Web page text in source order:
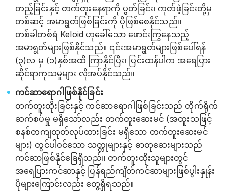
တည့်ခြင်းနှင့် တက်တူးနေရာကို ပွတ်ခြင်း၊ ကုတ်ဖဲ့ခြင်းတို့မှ
တစ်ဆင့် အမာရွတ်ဖြစ်ခြင်းကို ပိုဖြစ်စေနိုင်သည်။
တစ်ခါတစ်ရံ Keloid ဟုခေါ်သော ဖောင်းကြွနေသည့်
အမာရွတ်များဖြစ်နိုင်သည်။ ၎င်းအမာရွတ်များဖြစ်ပေါ်ရန်
(၃)လ မှ (၁)နှစ်အထိ ကြာနိုင်ပြီး၊ ပြင်းထန်ပါက အရေပြား
ဆိုင်ရာကုသမှုများ လိုအပ်နိုင်သည်။
ကင်ဆာ‌ရောဂါဖြစ်နိုင်ခြင်း
တက်တူးထိုးခြင်းနှင့် ကင်ဆာရောဂါဖြစ်ခြင်းသည် တိုက်ရိုက်
ဆက်စပ်မှု မရှိသော်လည်း တက်တူးဆေးမင် (အထူးသဖြင့်
စနစ်တကျထုတ်လုပ်ထားခြင်း မရှိသော တက်တူးဆေးမင်
များ) တွင်ပါဝင်သော သတ္တုများနှင့် ဓာတုဆေးများသည်
ကင်ဆာဖြစ်နိုင်ခြေရှိသည်။ တက်တူးထိုးသူများတွင်
အရေပြားကင်ဆာနှင့် ပြန်ရည်ကျိတ်ကင်ဆာများဖြစ်ပွါးနှုန်း
ပိုများကြောင်းလည်း တွေ့ရှိရသည်။